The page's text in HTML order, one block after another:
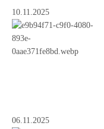
10.11.2025
06.11.2025